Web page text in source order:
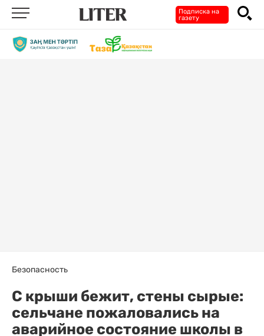
Подписка на
газету
Безопасность
С крыши бежит, стены сырые:
сельчане пожаловались на
аварийное состояние школы в